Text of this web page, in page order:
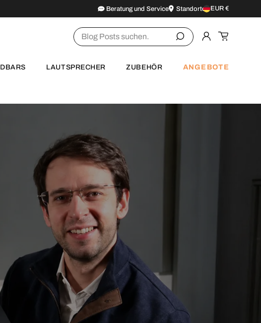
Beratung und Service StandorteLand/Region
EUR €
Suchen
Einloggen
LAUTSPRECHER ZUBEHÖR ANGEBOTE